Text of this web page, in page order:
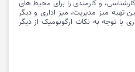
و کارمندی را برای محیط های
تهیه میز مدیریت، میز اداری و دیگر
با توجه به نکات ارگونومیک از دیگر